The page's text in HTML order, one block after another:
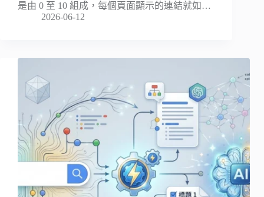
是由 0 至 10 組成，每個頁面顯示的連結就如…
2026-06-12